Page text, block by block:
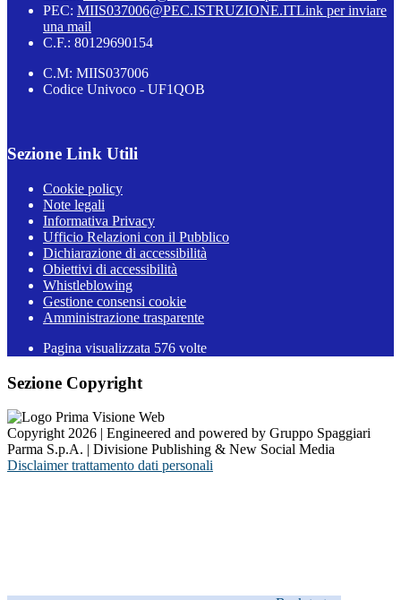
PEC: MIIS037006@PEC.ISTRUZIONE.ITLink per inviare
una mail
C.F.: 80129690154
C.M: MIIS037006
Codice Univoco - UF1QOB
Sezione Link Utili
Cookie policy
Note legali
Informativa Privacy
Ufficio Relazioni con il Pubblico
Dichiarazione di accessibilità
Obiettivi di accessibilità
Whistleblowing
Gestione consensi cookie
Amministrazione trasparente
Pagina visualizzata 576 volte
Sezione Copyright
Copyright 2026 | Engineered and powered by Gruppo Spaggiari
Parma S.p.A. | Divisione Publishing & New Social Media
Disclaimer trattamento dati personali